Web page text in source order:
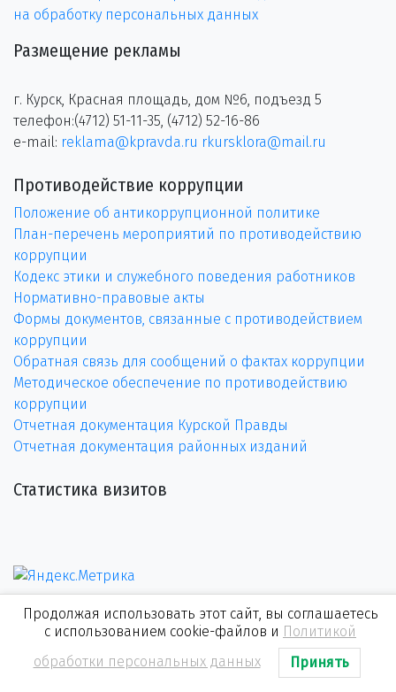
на обработку персональных данных
Размещение рекламы
г. Курск, Красная площадь, дом №6, подъезд 5
телефон:(4712) 51-11-35, (4712) 52-16-86
e-mail: reklama@kpravda.ru rkursklora@mail.ru
Противодействие коррупции
Положение об антикоррупционной политике
План-перечень мероприятий по противодействию
коррупции
Кодекс этики и служебного поведения работников
Нормативно-правовые акты
Формы документов, связанные с противодействием
коррупции
Обратная связь для сообщений о фактах коррупции
Методическое обеспечение по противодействию
коррупции
Отчетная документация Курской Правды
Отчетная документация районных изданий
Статистика визитов
Продолжая использовать этот сайт, вы соглашаетесь
с использованием cookie-файлов и Политикой
обработки персональных данных
Принять